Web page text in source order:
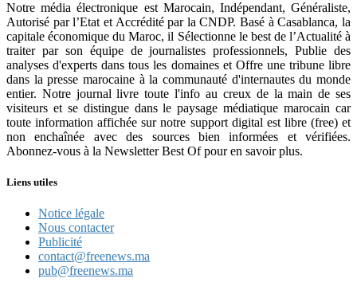
Notre média électronique est Marocain, Indépendant, Généraliste,
Autorisé par l’Etat et Accrédité par la CNDP. Basé à Casablanca, la
capitale économique du Maroc, il Sélectionne le best de l’Actualité à
traiter par son équipe de journalistes professionnels, Publie des
analyses d'experts dans tous les domaines et Offre une tribune libre
dans la presse marocaine à la communauté d'internautes du monde
entier. Notre journal livre toute l'info au creux de la main de ses
visiteurs et se distingue dans le paysage médiatique marocain car
toute information affichée sur notre support digital est libre (free) et
non enchaînée avec des sources bien informées et vérifiées.
Abonnez-vous à la Newsletter Best Of pour en savoir plus.
Liens utiles
Notice légale
Nous contacter
Publicité
contact@freenews.ma
pub@freenews.ma